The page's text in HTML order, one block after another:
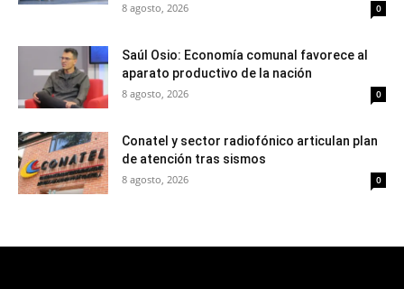
8 agosto, 2026 0
Saúl Osio: Economía comunal favorece al
aparato productivo de la nación
8 agosto, 2026 0
Conatel y sector radiofónico articulan plan
de atención tras sismos
8 agosto, 2026 0